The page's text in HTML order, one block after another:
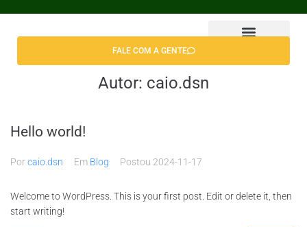
FALE COM A GENTE
Autor: caio.dsn
Hello world!
Porcaio.dsn Em Blog Postou 2024-11-17
Welcome to WordPress. This is your first post. Edit or delete it, then
start writing!